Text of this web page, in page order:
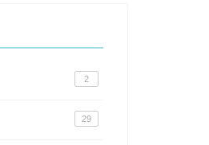
2
29